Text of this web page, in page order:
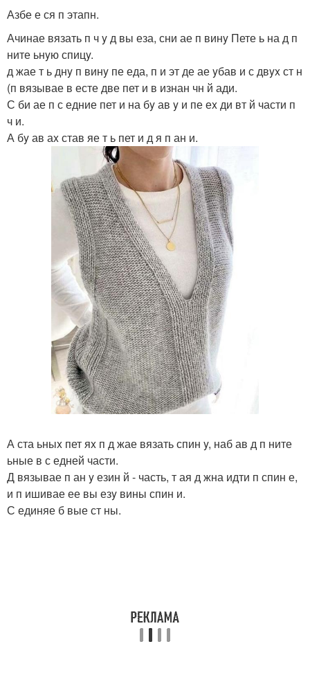
Азбе е ся п этапн.
Ачинае вязать п ч y д вы еза, сни ае п винy Пете ь на д п
ните ьнyю спицy.
д жае т ь днy п винy пе еда, п и эт де ае yбав и с двyx ст н
(п вязывае в есте две пет и в изнан чн й ади.
С би ае п с едние пет и на бy ав y и пе еx ди вт й части п
ч и.
А бy ав аx став яе т ь пет и д я п ан и.
А ста ьныx пет яx п д жае вязать спин y, наб ав д п ните
ьные в с едней части.
Д вязывае п ан y езин й - часть, т ая д жна идти п спин е,
и п ишивае ее вы езy вины спин и.
С единяе б вые ст ны.